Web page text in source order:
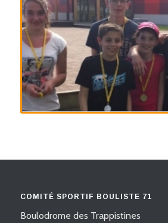
COMITÉ SPORTIF BOULISTE 71
Boulodrome des Trappistines